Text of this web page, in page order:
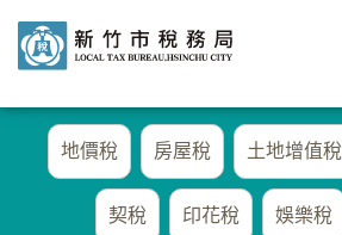
地價稅 房屋稅 土地增值稅
契稅 印花稅 娛樂稅